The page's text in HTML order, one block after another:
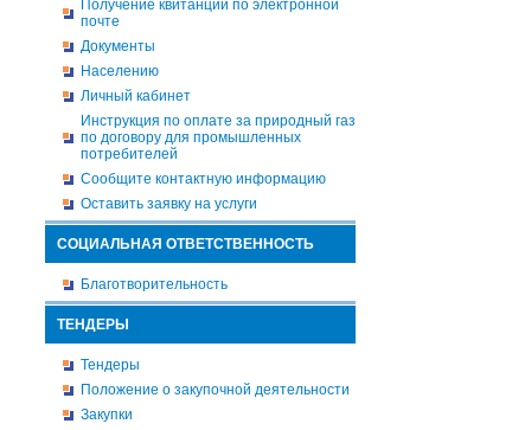
Получение квитанции по электронной
почте
Документы
Населению
Личный кабинет
Инструкция по оплате за природный газ
по договору для промышленных
потребителей
Сообщите контактную информацию
Оставить заявку на услуги
СОЦИАЛЬНАЯ ОТВЕТСТВЕННОСТЬ
Благотворительность
ТЕНДЕРЫ
Тендеры
Положение о закупочной деятельности
Закупки